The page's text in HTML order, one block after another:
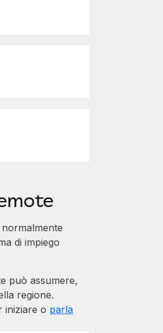
di impiego
può assumere,
regione.
iniziare o parla